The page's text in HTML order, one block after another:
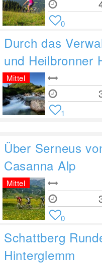
0
Durch das
und Heilbronner
Mittel
1
Über Serneus
Casanna Alp
Mittel
0
Schattberg
Hinterglemm